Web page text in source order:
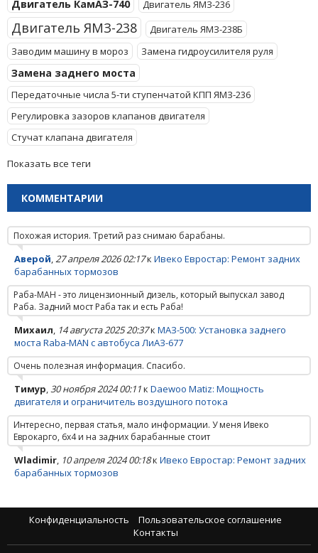
Двигатель КамАЗ-740
Двигатель ЯМЗ-236
Двигатель ЯМЗ-238
Двигатель ЯМЗ-238Б
Заводим машину в мороз
Замена гидроусилителя руля
Замена заднего моста
Передаточные числа 5-ти ступенчатой КПП ЯМЗ-236
Регулировка зазоров клапанов двигателя
Стучат клапана двигателя
Показать все теги
КОММЕНТАРИИ
Похожая история. Третий раз снимаю барабаны.
Аверой,27 апреля 2026 02:17к Ивеко Евростар: Ремонт задних
барабанных тормозов
Раба-МАН - это лицензионный дизель, который выпускал завод
Раба. Задний мост Раба так и есть Раба!
Михаил, 14 августа 2025 20:37к МАЗ-500: Установка заднего
моста Raba-MAN с автобуса ЛиАЗ-677
Очень полезная информация. Спасибо.
Тимур,30 ноября 2024 00:11к Daewoo Matiz: Мощность
двигателя и ограничитель воздушного потока
Интересно, первая статья, мало информации. У меня Ивеко
Еврокарго, 6х4 и на задних барабанные стоит
Wladimir, 10 апреля 2024 00:18к Ивеко Евростар: Ремонт задних
барабанных тормозов
Конфиденциальность
Пользовательское соглашение
Контакты